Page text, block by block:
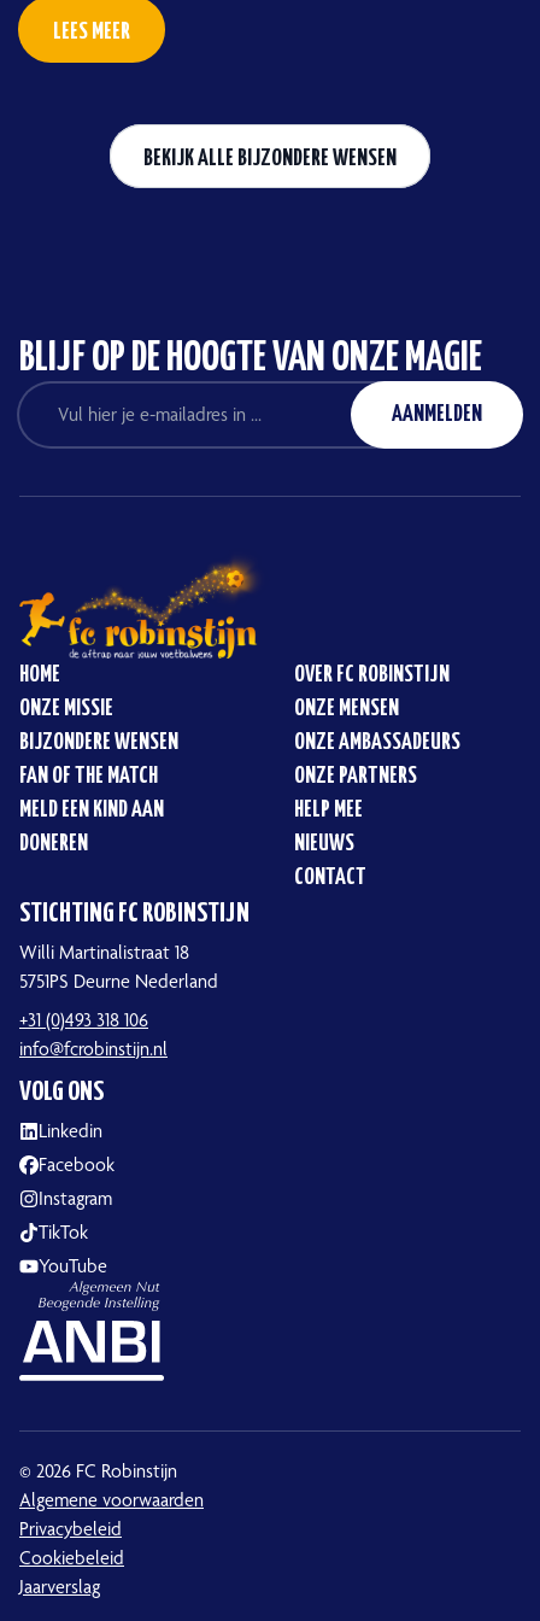
LEES MEER
BEKIJK ALLE BIJZONDERE WENSEN
BLIJF OP DE HOOGTE VAN ONZE MAGIE
HOME
ONZE MISSIE
BIJZONDERE WENSEN
FAN OF THE MATCH
MELD EEN KIND AAN
DONEREN
OVER FC ROBINSTIJN
ONZE MENSEN
ONZE AMBASSADEURS
ONZE PARTNERS
HELP MEE
NIEUWS
CONTACT
STICHTING FC ROBINSTIJN
Willi Martinalistraat 18
5751PS Deurne Nederland
+31 (0)493 318 106
info@fcrobinstijn.nl
VOLG ONS
Linkedin
Facebook
Instagram
TikTok
YouTube
© 2026 FC Robinstijn
Algemene voorwaarden
Privacybeleid
Cookiebeleid
Jaarverslag